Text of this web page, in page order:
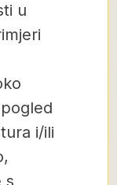
u
i/ili
s